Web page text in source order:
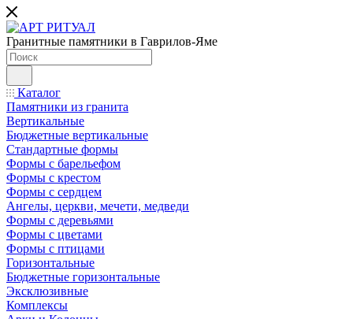
Гранитные памятники в Гаврилов-Яме
Каталог
Памятники из гранита
Вертикальные
Бюджетные вертикальные
Стандартные формы
Формы с барельефом
Формы с крестом
Формы с сердцем
Ангелы, церкви, мечети, медведи
Формы с деревьями
Формы с цветами
Формы с птицами
Горизонтальные
Бюджетные горизонтальные
Эксклюзивные
Комплексы